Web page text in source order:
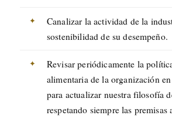
Canalizar la actividad de la
sostenibilidad de su desempeño.
Revisar periódicamente la
alimentaria de la organización
para actualizar nuestra filosofía
respetando siempre las premisas